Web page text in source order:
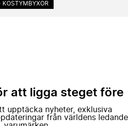
KOSTYMBYXOR
att ligga steget före
upptäcka nyheter, exklusiva
från världens ledande